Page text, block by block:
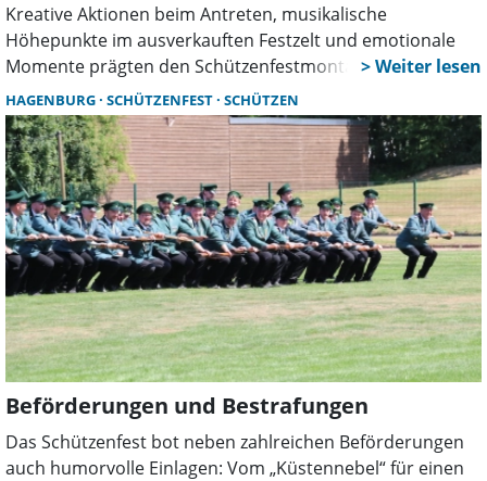
Kreative Aktionen beim Antreten, musikalische
Höhepunkte im ausverkauften Festzelt und emotionale
Momente prägten den Schützenfestmontag in
Hagenburg. Neben Überraschungen auf der Bühne
sorgten auch aktuelle Themen und ein ehrendes
Gedenken für bleibende Eindrücke.
HAGENBURG SCHÜTZENFEST SCHÜTZEN
Beförderungen und Bestrafungen
Das Schützenfest bot neben zahlreichen Beförderungen
auch humorvolle Einlagen: Vom „Küstennebel“ für einen